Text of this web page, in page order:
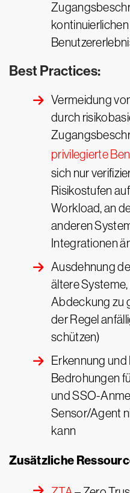
Best Practices:
Vermeidung
durch
privilegierte
sich nur
Risikostufen
Workload, an
anderen
Integrationen
Ausdehnung
ältere
Abdeckung zu
der Regel
schützen)
Erkennung
Bedrohungen
und SSO-
Sensor/Agent
kann
Zusätzliche